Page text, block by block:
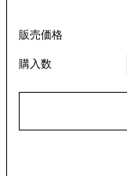
販売価格
購入数